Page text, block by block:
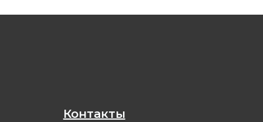
05:36 PMВ Гродненском районе
Контакты